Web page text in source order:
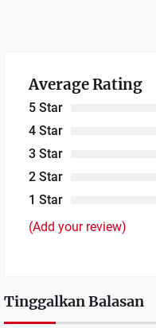
Average Rating
5 Star
4 Star
3 Star
2 Star
1 Star
(Add your review)
Tinggalkan Balasan